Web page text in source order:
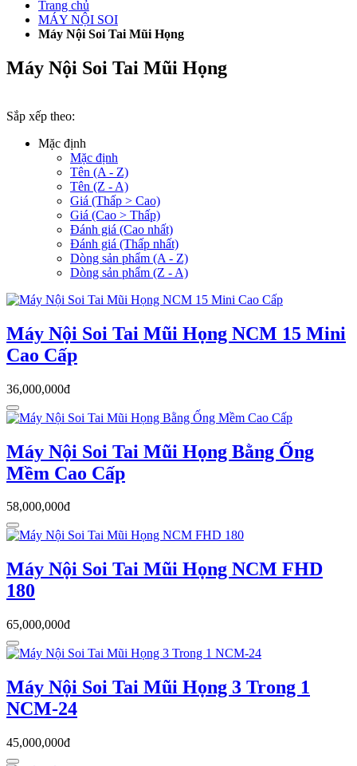
Trang chủ
MÁY NỘI SOI
Máy Nội Soi Tai Mũi Họng
Máy Nội Soi Tai Mũi Họng
Sắp xếp theo:
Mặc định
Mặc định
Tên (A - Z)
Tên (Z - A)
Giá (Thấp > Cao)
Giá (Cao > Thấp)
Đánh giá (Cao nhất)
Đánh giá (Thấp nhất)
Dòng sản phẩm (A - Z)
Dòng sản phẩm (Z - A)
Máy Nội Soi Tai Mũi Họng NCM 15 Mini
Cao Cấp
36,000,000đ
Máy Nội Soi Tai Mũi Họng Bằng Ống
Mềm Cao Cấp
58,000,000đ
Máy Nội Soi Tai Mũi Họng NCM FHD
180
65,000,000đ
Máy Nội Soi Tai Mũi Họng 3 Trong 1
NCM-24
45,000,000đ